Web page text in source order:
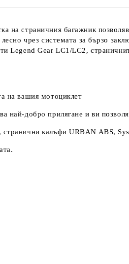
на страничния багажник
чрез системата за бързо
Legend Gear LC1/LC2,
на вашия мотоциклет
най-добро прилягане и ви
калъфи URBAN ABS,